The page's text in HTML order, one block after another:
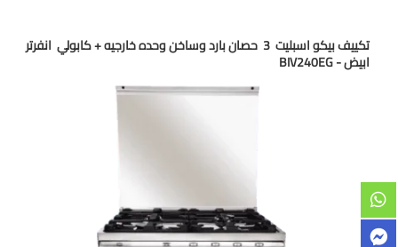
تكييف بيكو اسبليت 3 حصان بارد وساخن وحده خارجيه + كابولي انفرتر
ابيض - BIV240EG